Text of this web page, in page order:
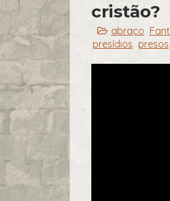
cristão?
abraço
presídios presos